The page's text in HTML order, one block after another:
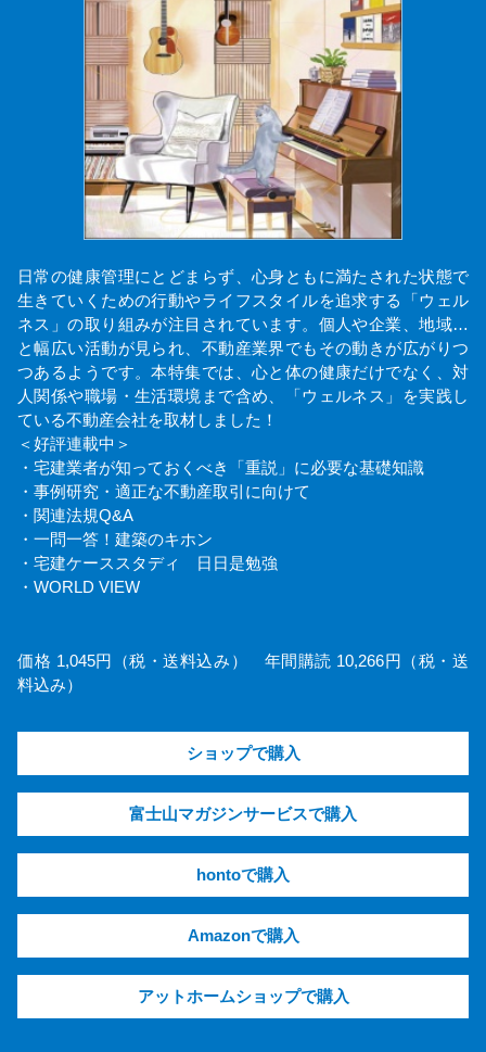
日常の健康管理にとどまらず、心身ともに満たされた状態で
生きていくための行動やライフスタイルを追求する「ウェル
ネス」の取り組みが注目されています。個人や企業、地域…
と幅広い活動が見られ、不動産業界でもその動きが広がりつ
つあるようです。本特集では、心と体の健康だけでなく、対
人関係や職場・生活環境まで含め、「ウェルネス」を実践し
ている不動産会社を取材しました！
＜好評連載中＞
・宅建業者が知っておくべき「重説」に必要な基礎知識
・事例研究・適正な不動産取引に向けて
・関連法規Q&A
・一問一答！建築のキホン
・宅建ケーススタディ 日日是勉強
・WORLD VIEW
価格 1,045円（税・送料込み） 年間購読 10,266円（税・送
料込み）
ショップで購入
富士山マガジンサービスで購入
hontoで購入
Amazonで購入
アットホームショップで購入